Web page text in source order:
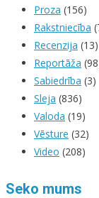
Proza (156)
Rakstniecība
Recenzija (13)
Reportāža
Sabiedrība (3)
Sleja (836)
Valoda (19)
Vēsture (32)
Video (208)
Seko mums